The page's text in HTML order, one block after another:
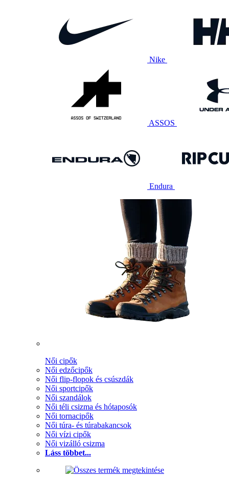
Nike
ASSOS
Endura
Női cipők
Női edzőcipők
Női flip-flopok és csúszdák
Női sportcipők
Női szandálok
Női téli csizma és hótaposók
Női tornacipők
Női túra- és túrabakancsok
Női vízi cipők
Női vizálló csizma
Láss többet...